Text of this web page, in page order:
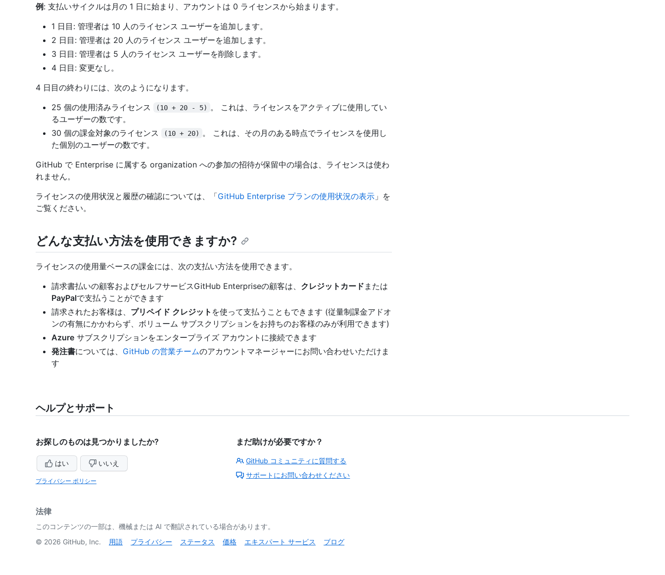
例: 支払いサイクルは月の 1 日に始まり、アカウントは 0 ライセンスから始まります。
1 日目: 管理者は 10 人のライセンス ユーザーを追加します。
2 日目: 管理者は 20 人のライセンス ユーザーを追加します。
3 日目: 管理者は 5 人のライセンス ユーザーを削除します。
4 日目: 変更なし。
4 日目の終わりには、次のようになります。
25 個の使用済みライセンス
(10 + 20 - 5)
。 これは、ライセンスをアクティブに使用してい
るユーザーの数です。
30 個の課金対象のライセンス
(10 + 20)
。 これは、その月のある時点でライセンスを使用し
た個別のユーザーの数です。
GitHub で Enterprise に属する organization への参加の招待が保留中の場合は、ライセンスは使わ
れません。
ライセンスの使用状況と履歴の確認については、「GitHub Enterprise プランの使用状況の表示 」を
ご覧ください。
どんな支払い方法を使用できますか?
ライセンスの使用量ベースの課金には、次の支払い方法を使用できます。
請求書払いの顧客およびセルフサービスGitHub Enterpriseの顧客は、 クレジットカード または
PayPalで支払うことができます
請求されたお客様は、 プリペイド クレジット を使って支払うこともできます (従量制課金アドオ
ンの有無にかかわらず、ボリューム サブスクリプションをお持ちのお客様のみが利用できます)
Azure サブスクリプションをエンタープライズ アカウントに接続できます
発注書については、 GitHub の営業チームのアカウントマネージャーにお問い合わせいただけま
す
ヘルプとサポート
お探しのものは見つかりましたか?
はい いいえ
プライバシー ポリシー
まだ助けが必要ですか？
GitHub コミュニティに質問する
サポートにお問い合わせください
法律
このコンテンツの一部は、機械または AI で翻訳されている場合があります。
© 2026 GitHub, Inc. 用語 プライバシー ステータス 価格 エキスパート サービス ブログ